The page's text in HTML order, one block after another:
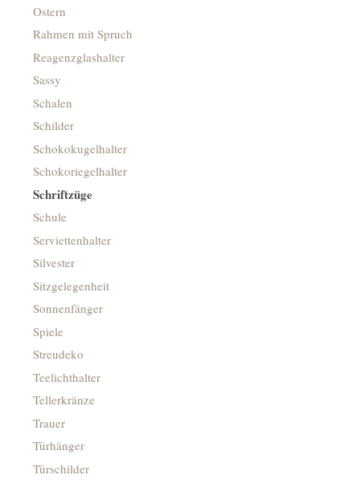
Ostern
Rahmen mit Spruch
Reagenzglashalter
Sassy
Schalen
Schilder
Schokokugelhalter
Schokoriegelhalter
Schriftzüge
Schule
Serviettenhalter
Silvester
Sitzgelegenheit
Sonnenfänger
Spiele
Streudeko
Teelichthalter
Tellerkränze
Trauer
Türhänger
Türschilder